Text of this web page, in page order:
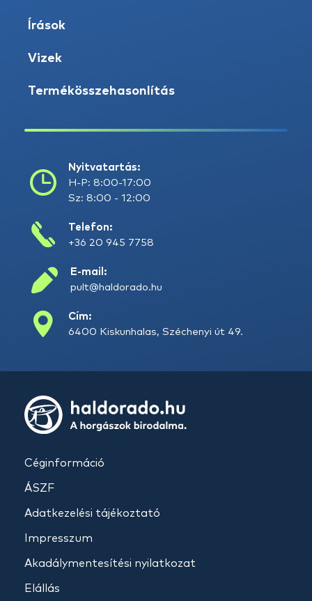
Írások
Vizek
Termékösszehasonlítás
Nyitvatartás:
H-P: 8:00-17:00
Sz: 8:00 - 12:00
Telefon:
+36 20 945 7758
E-mail:
pult@haldorado.hu
Cím:
6400 Kiskunhalas, Széchenyi út 49.
Céginformáció
ÁSZF
Adatkezelési tájékoztató
Impresszum
Akadálymentesítési nyilatkozat
Elállás